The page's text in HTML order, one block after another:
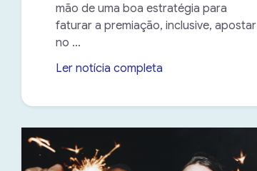
mão de uma boa estratégia para
faturar a premiação, inclusive, apostar
no ...
Ler notícia completa